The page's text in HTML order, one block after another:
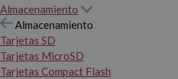
Almacenamiento
Almacenamiento
Tarjetas SD
Tarjetas MicroSD
Tarjetas Compact Flash